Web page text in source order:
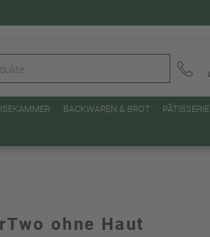
BACKWAREN & BROT PÂTISSERIE
ohne Haut